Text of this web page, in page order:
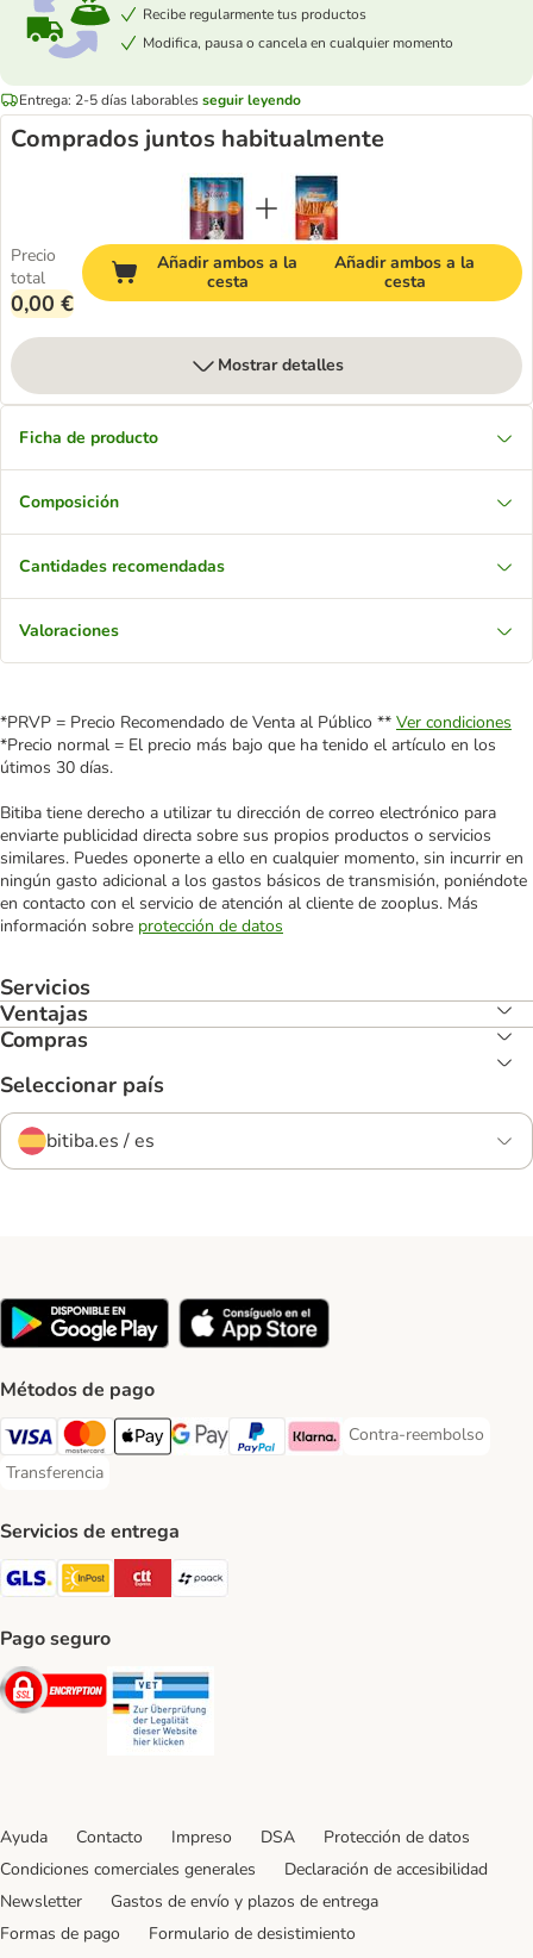
Recibe regularmente tus productos
Modifica, pausa o cancela en cualquier momento
Entrega: 2-5 días laborablesseguir leyendo
Comprados juntos habitualmente
Precio
total
0,00 €
Añadir ambos a la
cesta
Añadir ambos a la
cesta
Mostrar detalles
Ficha de producto
Composición
Cantidades recomendadas
Valoraciones
*PRVP = Precio Recomendado de Venta al Público ** Ver condiciones
*Precio normal = El precio más bajo que ha tenido el artículo en los
útimos 30 días.
Bitiba tiene derecho a utilizar tu dirección de correo electrónico para
enviarte publicidad directa sobre sus propios productos o servicios
similares. Puedes oponerte a ello en cualquier momento, sin incurrir en
ningún gasto adicional a los gastos básicos de transmisión, poniéndote
en contacto con el servicio de atención al cliente de zooplus. Más
información sobre protección de datos
Servicios
Ventajas
Compras
Seleccionar país
bitiba.es / es
Métodos de pago
Visa Payment Method
Mastercard Payment Method
Apple Pay Payment Method
Google Pay Payment Method
PayPal Payment Method
Klarna Payment Method
Contra-reembolso
Contra-reembolso
Transferencia
Transferencia Payment Method
Servicios de entrega
GLS Shipping Method
InPost Shipping Method
CTTExpress Shipping Method
paack Shipping Method
Pago seguro
Security
Ayuda Contacto Impreso DSA
Protección de datos
Condiciones comerciales generales
Declaración de accesibilidad
Newsletter
Gastos de envío y plazos de entrega
Formas de pago
Formulario de desistimiento